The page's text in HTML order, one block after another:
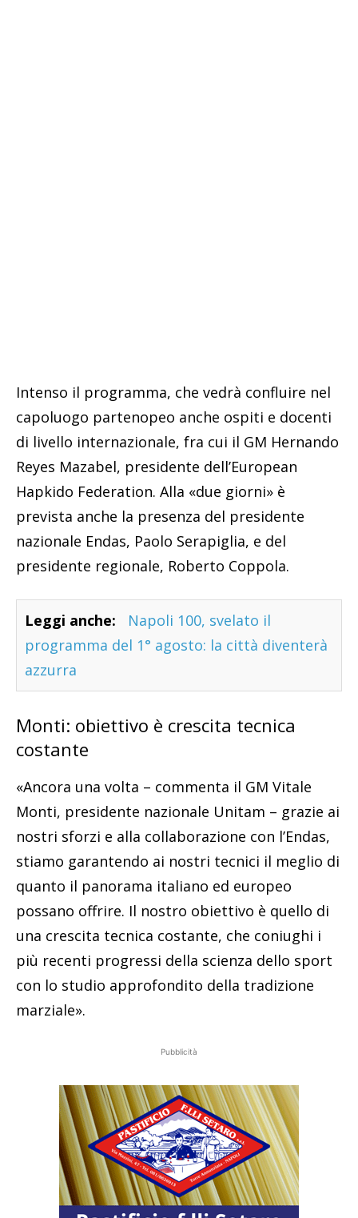
Intenso il programma, che vedrà confluire nel
capoluogo partenopeo anche ospiti e docenti
di livello internazionale, fra cui il GM Hernando
Reyes Mazabel, presidente dell’European
Hapkido Federation. Alla «due giorni» è
prevista anche la presenza del presidente
nazionale Endas, Paolo Serapiglia, e del
presidente regionale, Roberto Coppola.
Leggi anche:
Napoli 100, svelato il
programma del 1° agosto: la città diventerà
azzurra
Monti: obiettivo è crescita tecnica
costante
«Ancora una volta – commenta il GM Vitale
Monti, presidente nazionale Unitam – grazie ai
nostri sforzi e alla collaborazione con l’Endas,
stiamo garantendo ai nostri tecnici il meglio di
quanto il panorama italiano ed europeo
possano offrire. Il nostro obiettivo è quello di
una crescita tecnica costante, che coniughi i
più recenti progressi della scienza dello sport
con lo studio approfondito della tradizione
marziale».
Pubblicità